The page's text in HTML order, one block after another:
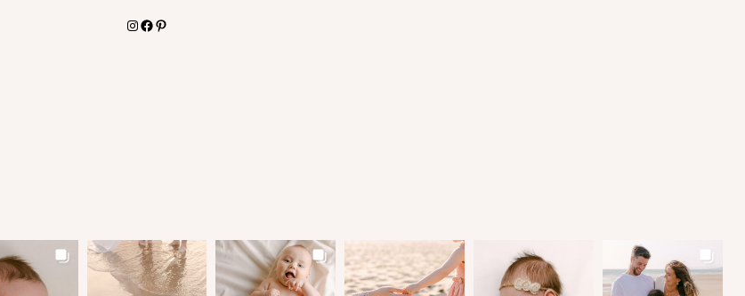
Instagram
Facebook
Pinterest